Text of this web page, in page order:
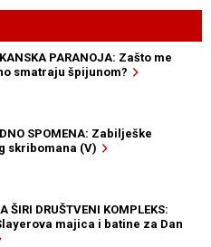
PARANOJA: Zašto me
smatraju špijunom?
SPOMENA: Zabilješke
skribomana (V)
ŠIRI DRUŠTVENI KOMPLEKS:
majica i batine za Dan